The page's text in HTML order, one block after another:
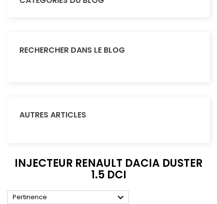
RECHERCHER DANS LE BLOG
AUTRES ARTICLES
INJECTEUR RENAULT DACIA DUSTER
1.5 DCI
Pertinence 